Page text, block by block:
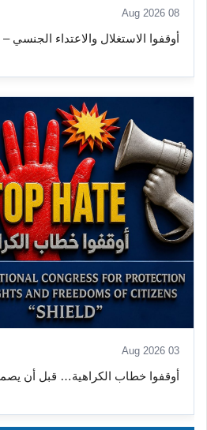
08 Aug 2026
أوقفوا الاستغلال والاعتداء الجنسي
03 Aug 2026
أوقفوا خطاب الكراهية… قبل أن